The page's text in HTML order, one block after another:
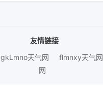
友情链接
gkLmno天气网 flmnxy天气网
网